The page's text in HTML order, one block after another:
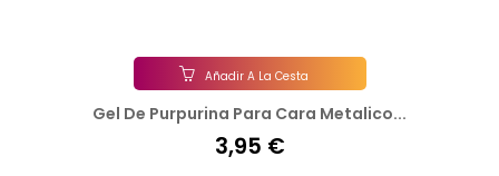
Añadir A La Cesta
Gel De Purpurina Para Cara Metalico...
3,95 €